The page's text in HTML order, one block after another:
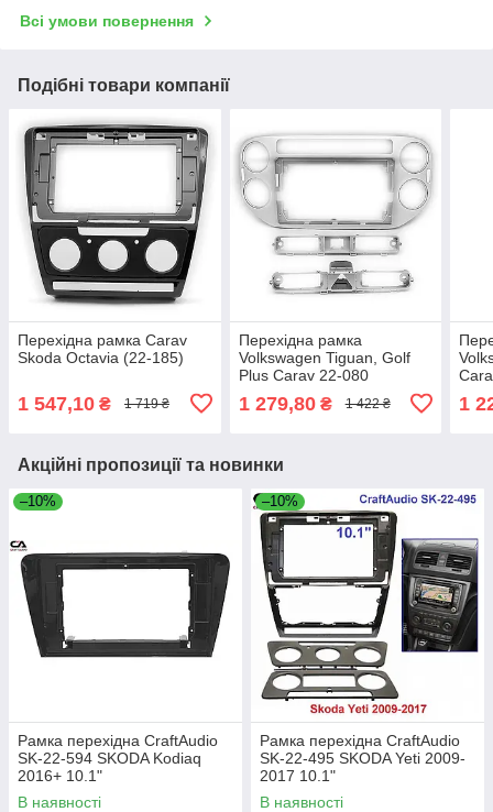
Всі умови повернення
Подібні товари компанії
Перехідна рамка Carav
Skoda Octavia (22-185)
1 547,10 ₴ 1 719 ₴
Перехідна рамка
Volkswagen Tiguan, Golf
Plus Carav 22-080
1 279,80₴ 1 422 ₴ 1
Акційні пропозиції та новинки
–10%
Рамка перехідна CraftAudio
SK-22-594 SKODA Kodiaq
2016+ 10.1"
В наявності
–10%
Рамка перехідна CraftAudio
SK-22-495 SKODA Yeti 2009-
2017 10.1"
В наявності